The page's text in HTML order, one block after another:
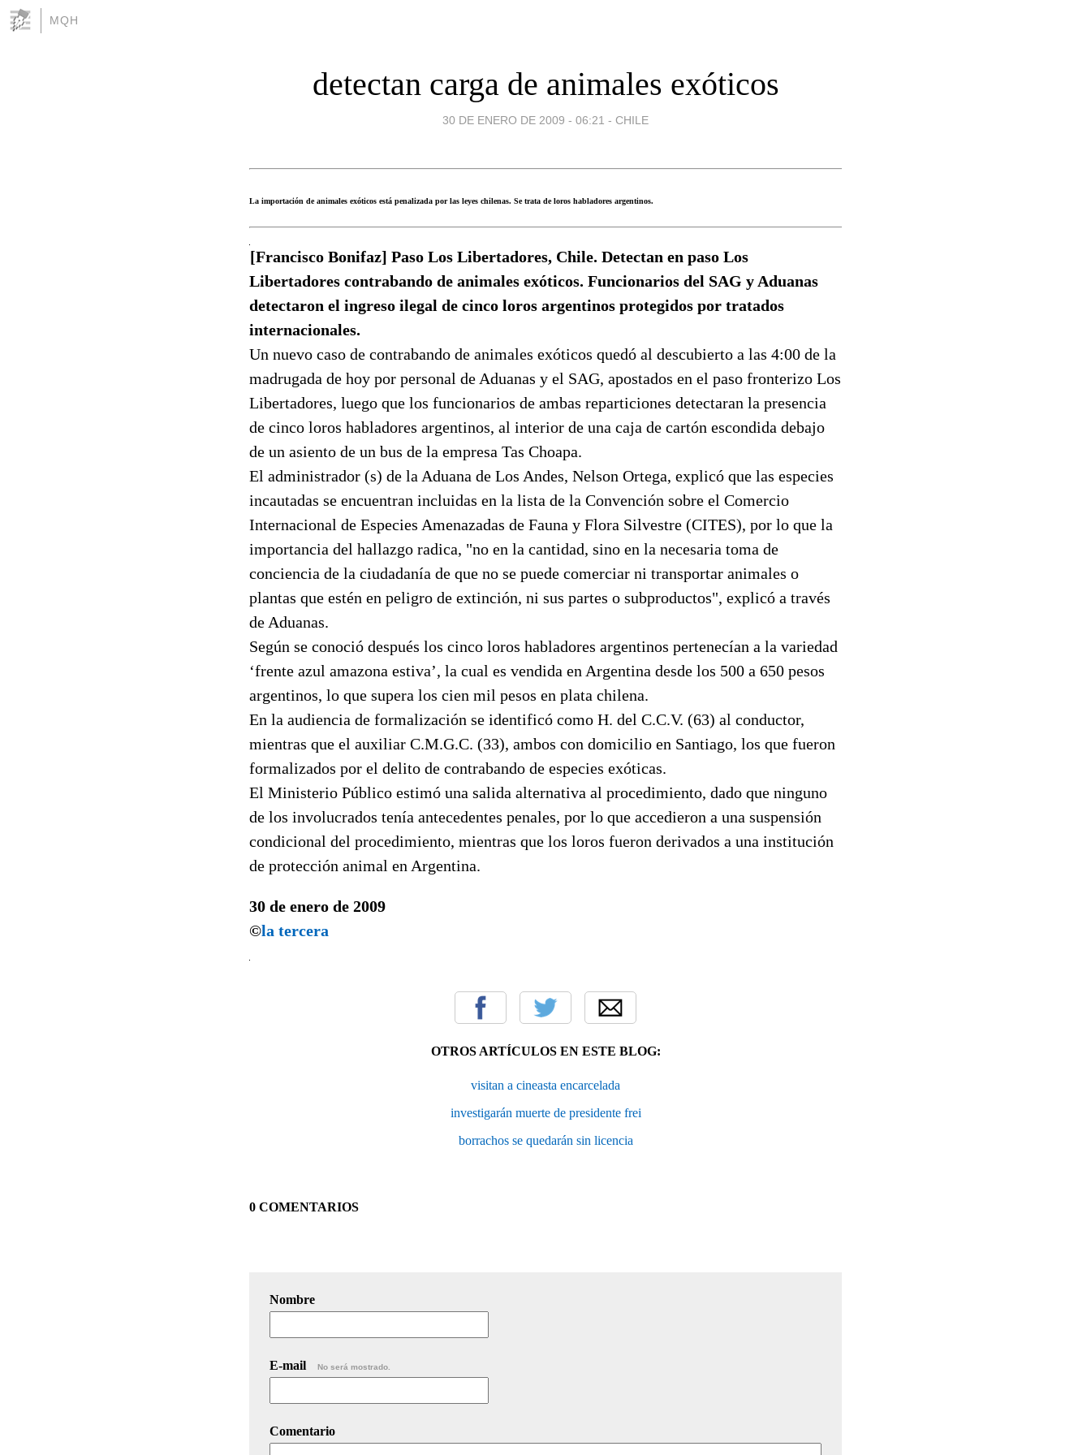
MQH
detectan carga de animales exóticos
30 DE ENERO DE 2009 - 06:21 - CHILE
La importación de animales exóticos está penalizada por las leyes chilenas. Se trata de loros habladores argentinos.
[Francisco Bonifaz] Paso Los Libertadores, Chile. Detectan en paso Los
Libertadores contrabando de animales exóticos. Funcionarios del SAG y Aduanas
detectaron el ingreso ilegal de cinco loros argentinos protegidos por tratados
internacionales.
Un nuevo caso de contrabando de animales exóticos quedó al descubierto a las 4:00 de la
madrugada de hoy por personal de Aduanas y el SAG, apostados en el paso fronterizo Los
Libertadores, luego que los funcionarios de ambas reparticiones detectaran la presencia
de cinco loros habladores argentinos, al interior de una caja de cartón escondida debajo
de un asiento de un bus de la empresa Tas Choapa.
El administrador (s) de la Aduana de Los Andes, Nelson Ortega, explicó que las especies
incautadas se encuentran incluidas en la lista de la Convención sobre el Comercio
Internacional de Especies Amenazadas de Fauna y Flora Silvestre (CITES), por lo que la
importancia del hallazgo radica, "no en la cantidad, sino en la necesaria toma de
conciencia de la ciudadanía de que no se puede comerciar ni transportar animales o
plantas que estén en peligro de extinción, ni sus partes o subproductos", explicó a través
de Aduanas.
Según se conoció después los cinco loros habladores argentinos pertenecían a la variedad
‘frente azul amazona estiva’, la cual es vendida en Argentina desde los 500 a 650 pesos
argentinos, lo que supera los cien mil pesos en plata chilena.
En la audiencia de formalización se identificó como H. del C.C.V. (63) al conductor,
mientras que el auxiliar C.M.G.C. (33), ambos con domicilio en Santiago, los que fueron
formalizados por el delito de contrabando de especies exóticas.
El Ministerio Público estimó una salida alternativa al procedimiento, dado que ninguno
de los involucrados tenía antecedentes penales, por lo que accedieron a una suspensión
condicional del procedimiento, mientras que los loros fueron derivados a una institución
de protección animal en Argentina.
30 de enero de 2009
©la tercera
OTROS ARTÍCULOS EN ESTE BLOG:
visitan a cineasta encarcelada
investigarán muerte de presidente frei
borrachos se quedarán sin licencia
0 COMENTARIOS
Nombre
E-mail No será mostrado.
Comentario